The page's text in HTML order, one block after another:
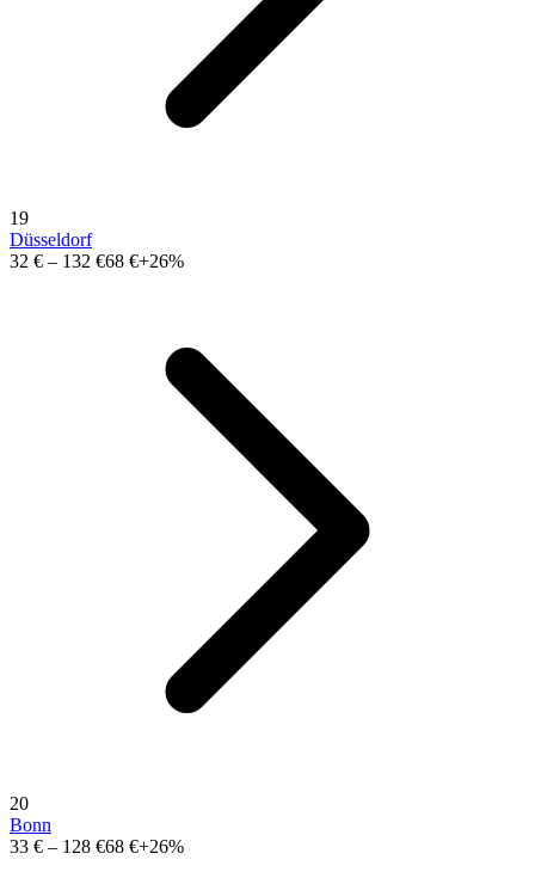
19
Düsseldorf
32 € – 132 €68 €+26%
20
Bonn
33 € – 128 €68 €+26%